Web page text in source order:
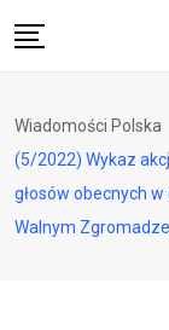
to
Zdrowie i styl życia
Polityka i
Nauka i
Wiadomości Polska
(5/2022) Wykaz
głosów obecnych
Walnym